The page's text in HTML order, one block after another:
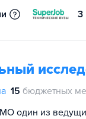
3
15 бюджетных
один из